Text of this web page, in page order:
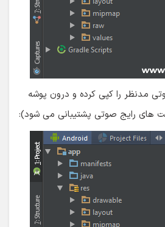
مدنظر را کپی کرده و درون پوشه